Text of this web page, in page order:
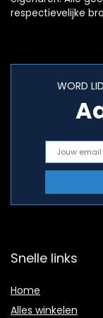
respectievelijke
WORD
Snelle links
Home
Alles winkelen